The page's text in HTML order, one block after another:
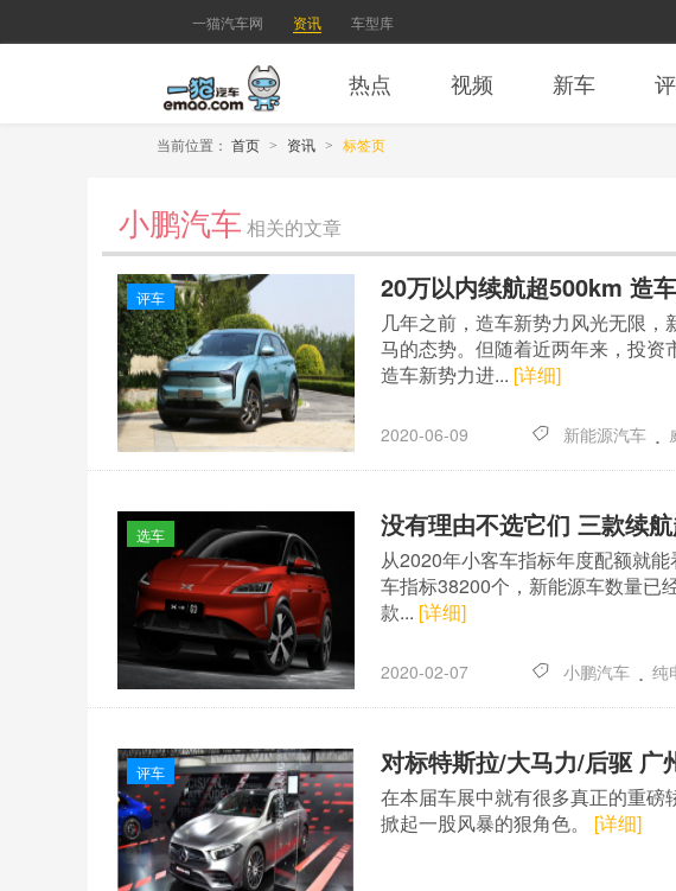
一猫汽车网 资讯 车型库
热点 视频 新车
当前位置： 首页 > 资讯 > 标签页
小鹏汽车 相关的文章
评车 20万以内续航超500km 造
几年之前，造车新势力风光无限
马的态势。但随着近两年来，投
造车新势力进... [详细]
2020-06-09 新能源汽车 .
选车 没有理由不选它们 三款续
从2020年小客车指标年度配额就
车指标38200个，新能源车数量已
款... [详细]
2020-02-07 小鹏汽车 . 纯
评车 对标特斯拉/大马力/后驱 广
在本届车展中就有很多真正的重磅
掀起一股风暴的狠角色。 [详细]